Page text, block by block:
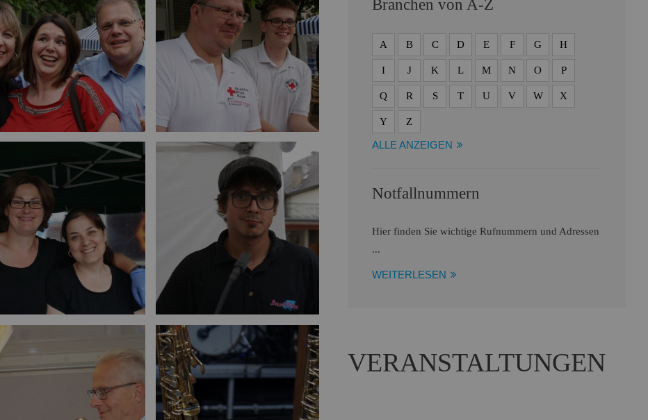
Bild vergrößern Bild vergrößern
Bild vergrößern Bild vergrößern
Branchen von A-Z
A B C D E F G H
I J K L M N O P
Q R S T U V W X
Y Z
ALLE ANZEIGEN
Notfallnummern
Hier finden Sie wichtige Rufnummern und Adressen
...
WEITERLESEN
VERANSTALTUNGEN